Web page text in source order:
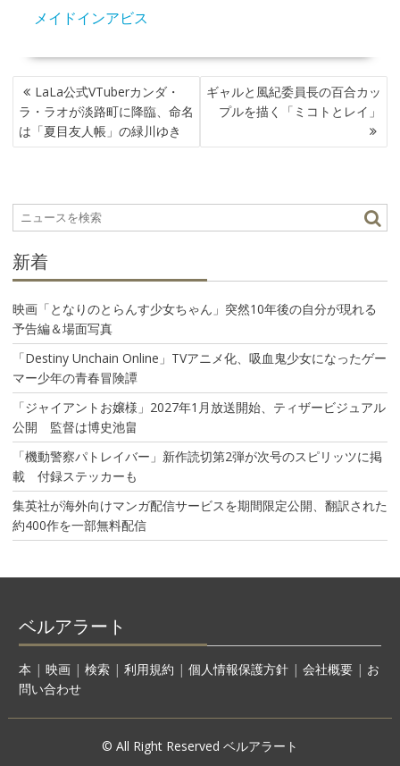
メイドインアビス
投
稿
ナ
ビ
シ
ョ
LaLa公式VTuberカンダ・
ラ・ラオが淡路町に降臨、命名
は「夏目友人帳」の緑川ゆき
ギャルと風紀委員長の百合カッ
プルを描く「ミコトとレイ」
新着
映画「となりのとらんす少女ちゃん」突然10年後の自分が現れる
予告編＆場面写真
「Destiny Unchain Online」TVアニメ化、吸血鬼少女になったゲー
マー少年の青春冒険譚
「ジャイアントお嬢様」2027年1月放送開始、ティザービジュアル
公開 監督は博史池畠
「機動警察パトレイバー」新作読切第2弾が次号のスピリッツに掲
載 付録ステッカーも
集英社が海外向けマンガ配信サービスを期間限定公開、翻訳された
約400作を一部無料配信
ベルアラート
本 | 映画| 検索| 利用規約 | 個人情報保護方針| 会社概要| お
問い合わせ
© All Right Reserved ベルアラート